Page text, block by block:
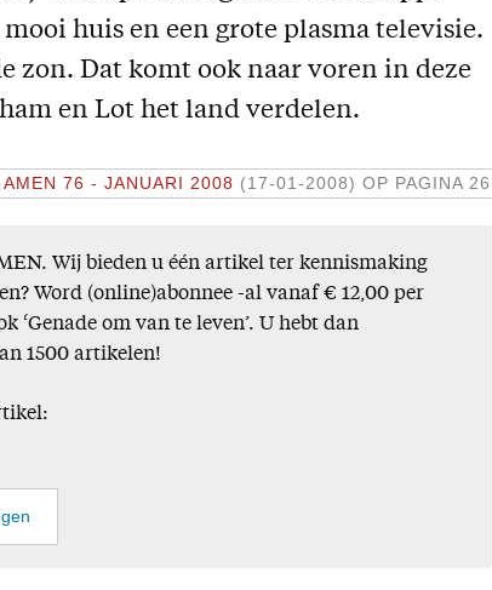
huis en een grote plasma televisie.
zon. Dat komt ook naar voren in deze
en Lot het land verdelen.
AMEN 76 - JANUARI 2008 (17-01-2008) OP PAGINA 26
Wij bieden u één artikel ter kennismaking
Word (online)abonnee -al vanaf € 12,00 per
‘Genade om van te leven’. U hebt dan
1500 artikelen!